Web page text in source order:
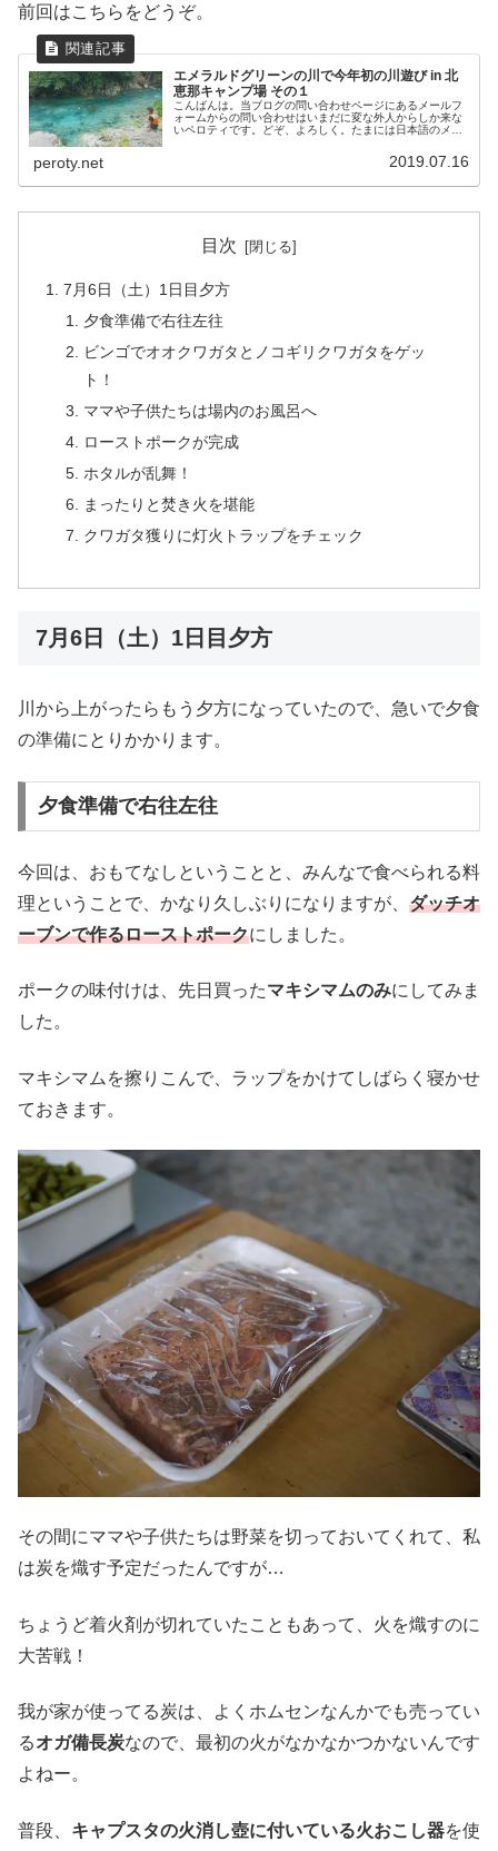
前回はこちらをどうぞ。
エメラルドグリーンの川で今年初の川遊び in 北
恵那キャンプ場 その１
こんばんは。当ブログの問い合わせページにあるメールフ
ォームからの問い合わせはいまだに変な外人からしか来な
いペロティです。どぞ、よろしく。たまには日本語のメー
peroty.net 2019.07.16
目次
7月6日（土）1日目夕方
夕食準備で右往左往
ビンゴでオオクワガタとノコギリクワガタをゲッ
ト！
ママや子供たちは場内のお風呂へ
ローストポークが完成
ホタルが乱舞！
まったりと焚き火を堪能
クワガタ獲りに灯火トラップをチェック
7月6日（土）1日目夕方
川から上がったらもう夕方になっていたので、急いで夕食
の準備にとりかかります。
夕食準備で右往左往
今回は、おもてなしということと、みんなで食べられる料
理ということで、かなり久しぶりになりますが、 ダッチオ
ーブンで作るローストポークにしました。
ポークの味付けは、先日買ったマキシマムのみにしてみま
した。
マキシマムを擦りこんで、ラップをかけてしばらく寝かせ
ておきます。
その間にママや子供たちは野菜を切っておいてくれて、私
は炭を熾す予定だったんですが…
ちょうど着火剤が切れていたこともあって、火を熾すのに
大苦戦！
我が家が使ってる炭は、よくホムセンなんかでも売ってい
るオガ備長炭なので、最初の火がなかなかつかないんです
よねー。
普段、 キャプスタの火消し壺に付いている火おこし器を使